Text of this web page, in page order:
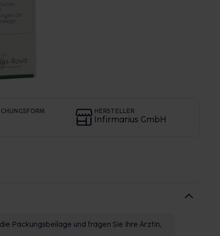
HERSTELLER
Infirmarius GmbH
Packungsbeilage und fragen Sie Ihre Ärztin,